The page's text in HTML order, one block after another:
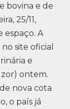
bovina e de
25/11,
espaço. A
site oficial
e
ontem.
nova cota
o país já